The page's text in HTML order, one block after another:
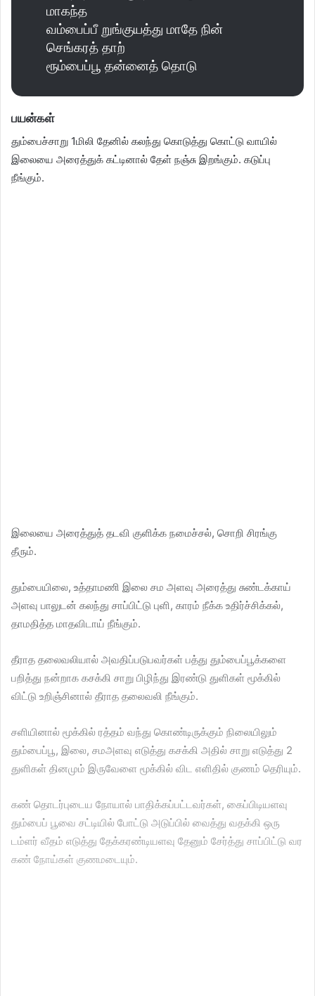
மாகந்த
வம்பைப்பீ றுங்குயத்து மாதே நின்
செங்கரத் தாற்
ரூம்பைப்பூ தன்னைத் தொடு
பயன்கள்
தும்பைச்சாறு 1மிலி தேனில் கலந்து கொடுத்து கொட்டு வாயில்
இலையை அரைத்துக் கட்டினால் தேள் நஞ்சு இறங்கும். கடுப்பு
நீங்கும்.
இலையை அரைத்துத் தடவி குளிக்க நமைச்சல், சொறி சிரங்கு
தீரும்.
தும்பையிலை, உத்தாமணி இலை சம அளவு அரைத்து சுண்டக்காய்
அளவு பாலுடன் கலந்து சாப்பிட்டு புளி, காரம் நீக்க உதிர்ச்சிக்கல்,
தாமதித்த மாதவிடாய் நீங்கும்.
தீராத தலைவலியால் அவதிப்படுபவர்கள் பத்து தும்பைப்பூக்களை
பறித்து நன்றாக கசக்கி சாறு பிழிந்து இரண்டு துளிகள் மூக்கில்
விட்டு உறிஞ்சினால் தீராத தலைவலி நீங்கும்.
சளியினால் மூக்கில் ரத்தம் வந்து கொண்டிருக்கும் நிலையிலும்
தும்பைப்பூ, இலை, சமஅளவு எடுத்து கசக்கி அதில் சாறு எடுத்து 2
துளிகள் தினமும் இருவேளை மூக்கில் விட எளிதில் குணம் தெரியும்.
கண் தொடர்புடைய நோயால் பாதிக்கப்பட்டவர்கள், கைப்பிடியளவு
தும்பைப் பூவை சட்டியில் போட்டு அடுப்பில் வைத்து வதக்கி ஒரு
டம்ளர் வீதம் எடுத்து தேக்கரண்டியளவு தேனும் சேர்த்து சாப்பிட்டு வர
கண் நோய்கள் குணமடையும்.